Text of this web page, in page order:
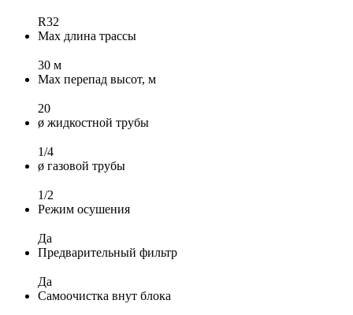
R32
Max длина трассы
30 м
Max перепад высот, м
20
ø жидкостной трубы
1/4
ø газовой трубы
1/2
Режим осушения
Да
Предварительный фильтр
Да
Самоочистка внут блока